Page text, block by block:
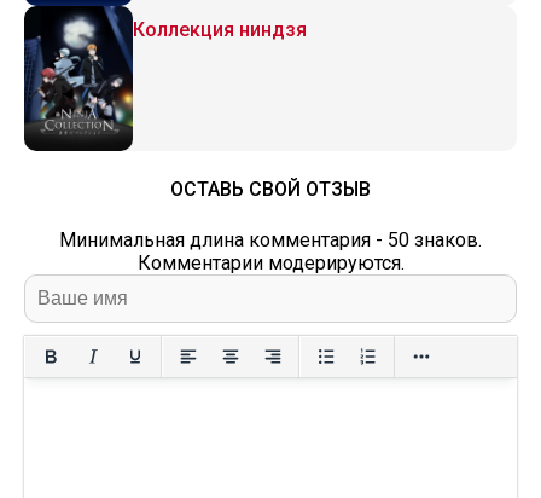
Коллекция ниндзя
ОСТАВЬ СВОЙ ОТЗЫВ
Минимальная длина комментария - 50 знаков.
Комментарии модерируются.